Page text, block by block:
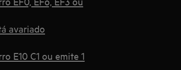
avariado
E10 C1 ou emite 1